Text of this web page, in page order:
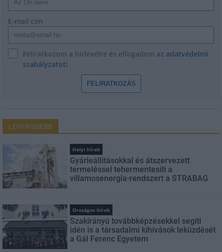
E-mail cím
Feliratkozom a hírlevélre és elfogadom az adatvédelmi
szabályzatot!
FELIRATKOZÁS
LEGFRISSEBB
Helyi hírek
Gyárleállításokkal és átszervezett
termeléssel tehermentesíti a
villamosenergia-rendszert a STRABAG
Országos hírek
Szakirányú továbbképzésekkel segíti
idén is a társadalmi kihívások leküzdését
a Gál Ferenc Egyetem